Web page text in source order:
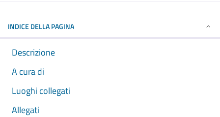
INDICE DELLA PAGINA
Descrizione
A cura di
Luoghi collegati
Allegati